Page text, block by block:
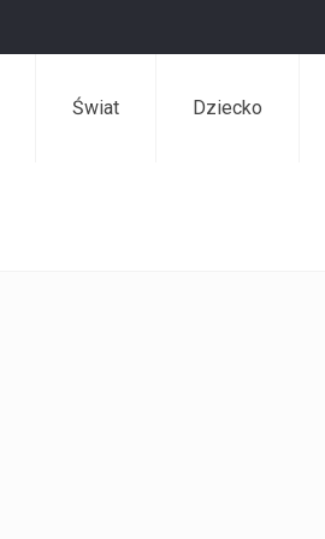
Świat Dziecko